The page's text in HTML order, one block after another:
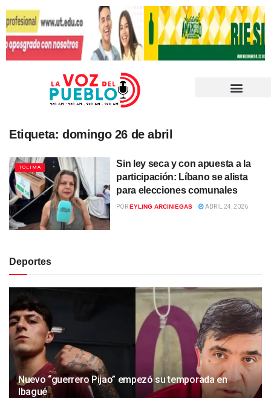
Etiqueta: domingo 26 de abril
TOLIMA
Sin ley seca y con apuesta a la
participación: Líbano se alista
para elecciones comunales
POREYLING ARCINIEGAS ABRIL 24, 2026
Deportes
Nuevo “guerrero Pijao” empezó su temporada en
Ibagué